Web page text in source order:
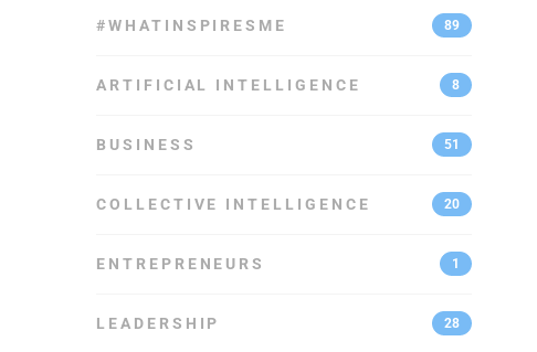
#WHATINSPIRESME 89
ARTIFICIAL INTELLIGENCE 8
BUSINESS 51
COLLECTIVE INTELLIGENCE 20
ENTREPRENEURS 1
LEADERSHIP 28